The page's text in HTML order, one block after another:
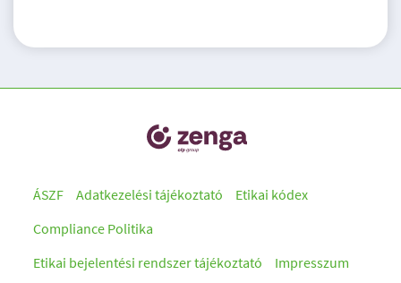
ÁSZF Adatkezelési tájékoztató
Etikai kódex
Compliance Politika
Etikai bejelentési rendszer tájékoztató
Impresszum